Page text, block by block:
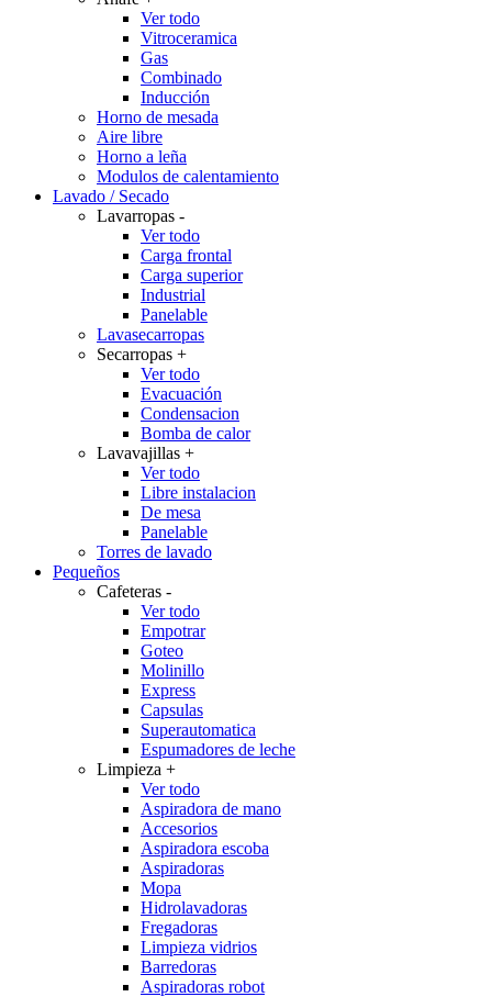
Ver todo
Vitroceramica
Gas
Combinado
Inducción
Horno de mesada
Aire libre
Horno a leña
Modulos de calentamiento
Lavado / Secado
Lavarropas -
Ver todo
Carga frontal
Carga superior
Industrial
Panelable
Lavasecarropas
Secarropas +
Ver todo
Evacuación
Condensacion
Bomba de calor
Lavavajillas +
Ver todo
Libre instalacion
De mesa
Panelable
Torres de lavado
Pequeños
Cafeteras -
Ver todo
Empotrar
Goteo
Molinillo
Express
Capsulas
Superautomatica
Espumadores de leche
Limpieza +
Ver todo
Aspiradora de mano
Accesorios
Aspiradora escoba
Aspiradoras
Mopa
Hidrolavadoras
Fregadoras
Limpieza vidrios
Barredoras
Aspiradoras robot